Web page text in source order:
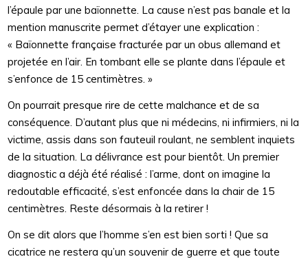
l’épaule par une baïonnette. La cause n’est pas banale et la
mention manuscrite permet d’étayer une explication :
« Baïonnette française fracturée par un obus allemand et
projetée en l’air. En tombant elle se plante dans l’épaule et
s’enfonce de 15 centimètres. »
On pourrait presque rire de cette malchance et de sa
conséquence. D’autant plus que ni médecins, ni infirmiers, ni la
victime, assis dans son fauteuil roulant, ne semblent inquiets
de la situation. La délivrance est pour bientôt. Un premier
diagnostic a déjà été réalisé : l’arme, dont on imagine la
redoutable efficacité, s’est enfoncée dans la chair de 15
centimètres. Reste désormais à la retirer !
On se dit alors que l’homme s’en est bien sorti ! Que sa
cicatrice ne restera qu’un souvenir de guerre et que toute